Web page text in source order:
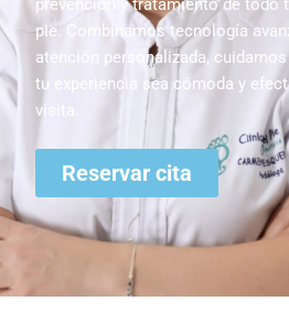
prevención y tratamiento de todo
pie. Combinamos tecnología
atención personalizada, cuidamos
tu experiencia sea cómoda y
visita.
Reservar cita